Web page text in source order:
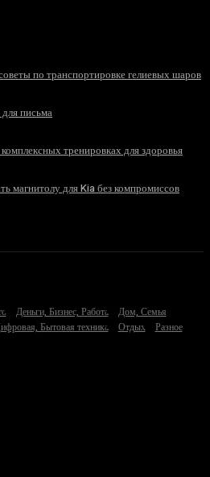
по транспортировке гелиевых шаров
письма
тренировках для здоровья
магнитолу для Kia без компромиссов
Деньги, Бизнес, Работа
Дом, Семья
Бытовая техника Отдых Разное